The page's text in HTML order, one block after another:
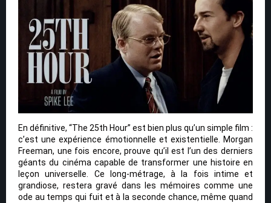
En définitive, “The 25th Hour” est bien plus qu’un simple film :
c’est une expérience émotionnelle et existentielle. Morgan
Freeman, une fois encore, prouve qu’il est l’un des derniers
géants du cinéma capable de transformer une histoire en
leçon universelle. Ce long-métrage, à la fois intime et
grandiose, restera gravé dans les mémoires comme une
ode au temps qui fuit et à la seconde chance, même quand